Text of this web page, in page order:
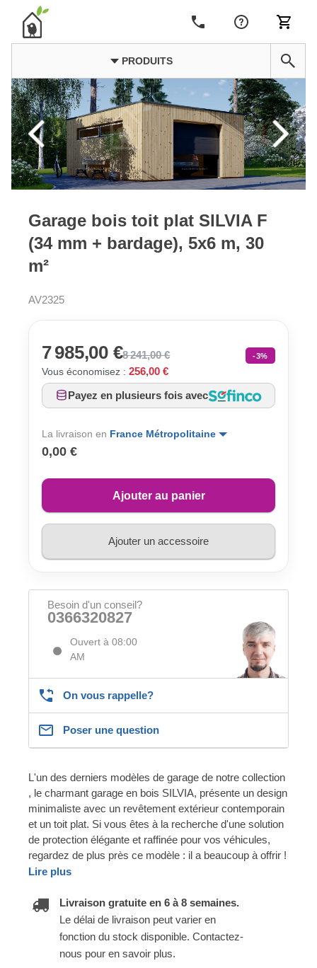
PRODUITS
Garage bois toit plat SILVIA F
(34 mm + bardage), 5x6 m, 30
m²
AV2325
7 985,00 €8 241,00 € -3%
Vous économisez : 256,00 €
Payez en plusieurs fois avec
La livraison en France Métropolitaine
0,00 €
Ajouter au panier
Ajouter un accessoire
Besoin d'un conseil?
0366320827
Ouvert à 08:00
AM
On vous rappelle?
Poser une question
L'un des derniers modèles de garage de notre collection
, le charmant garage en bois SILVIA, présente un design
minimaliste avec un revêtement extérieur contemporain
et un toit plat. Si vous êtes à la recherche d'une solution
de protection élégante et raffinée pour vos véhicules,
regardez de plus près ce modèle : il a beaucoup à offrir !
Lire plus
Livraison gratuite en 6 à 8 semaines.
Le délai de livraison peut varier en
fonction du stock disponible. Contactez-
nous pour en savoir plus.